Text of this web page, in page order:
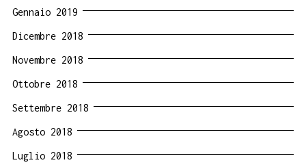
Gennaio 2019
Dicembre 2018
Novembre 2018
Ottobre 2018
Settembre 2018
Agosto 2018
Luglio 2018